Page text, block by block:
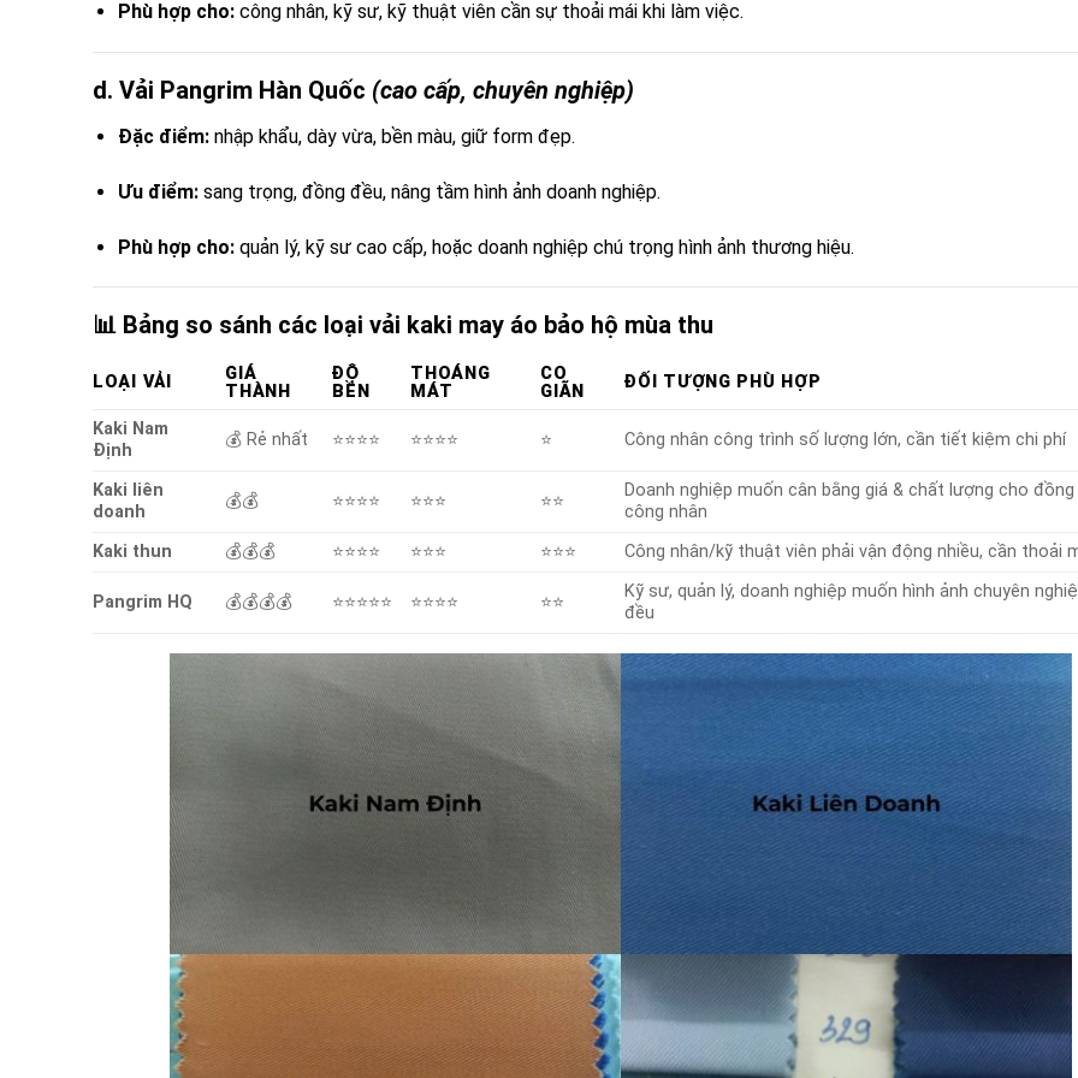
Phù hợp cho:công nhân, kỹ sư, kỹ thuật viên cần sự thoải mái khi làm việc.
d. Vải Pangrim Hàn Quốc (cao cấp, chuyên nghiệp)
Đặc điểm:nhập khẩu, dày vừa, bền màu, giữ form đẹp.
Ưu điểm:sang trọng, đồng đều, nâng tầm hình ảnh doanh nghiệp.
Phù hợp cho:quản lý, kỹ sư cao cấp, hoặc doanh nghiệp chú trọng hình ảnh thương hiệu.
📊 Bảng so sánh các loại vải kaki may áo bảo hộ mùa thu
LOẠI VẢI
GIÁ
THÀNH
ĐỘ
BỀN
THOÁNG
MÁT
CO
GIÃN
ĐỐI TƯỢNG PHÙ HỢP
Kaki Nam
Định
💰 Rẻ nhất ⭐⭐⭐⭐ ⭐⭐⭐⭐ ⭐ Công nhân công trình số lượng lớn, cần tiết kiệm chi phí
Kaki liên
doanh
💰💰 ⭐⭐⭐⭐ ⭐⭐⭐ ⭐⭐
Doanh nghiệp muốn cân bằng giá & chất lượng cho
công nhân
Kaki thun
💰💰💰 ⭐⭐⭐⭐ ⭐⭐⭐ ⭐⭐⭐ Công nhân/kỹ thuật viên phải vận động nhiều, cần thoải
Pangrim HQ 💰💰💰💰 ⭐⭐⭐⭐⭐ ⭐⭐⭐⭐ ⭐⭐
Kỹ sư, quản lý, doanh nghiệp muốn hình ảnh chuyên
đều